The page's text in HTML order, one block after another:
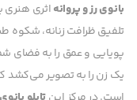
بانوی رز و پروانهاثری هنری
تلفیق ظرافت زنانه، شکوه
پویایی و عمق را به فضای
یک زن را به تصویر می‌کشد